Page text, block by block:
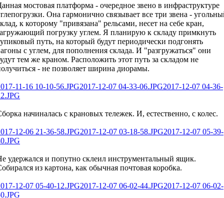
мостовая платформа - очередное звено в инфраструктуре
Она гармонично связывает все три звена -
к которому "привязана" рельсами, несет на себе кран,
погрузку углем. Я планирую к складу примкнуть
путь, на который будут периодически подгонять
с углем, для пополнения склада. И "разгружаться" они
тем же краном. Расположить этот путь за складом не
- не позволяет ширина диорамы.
11-16 10-10-56.JPG2017-12-07 04-33-06.JPG2017-12-07 04-36-
начиналась с крановых тележек. И, естественно, с колес.
12-06 21-36-58.JPG2017-12-07 03-18-58.JPG2017-12-07 05-39-
удержался и попутно склеил инструментальный ящик.
из картона, как обычная почтовая коробка.
12-07 05-40-12.JPG2017-12-07 06-02-44.JPG2017-12-07 06-02-